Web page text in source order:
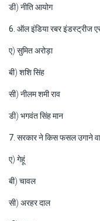
डी) नीति आयोग
6. ऑल इंडिया रबर इंडस्ट्रीज
ए) सुमित अरोड़ा
बी) शशि सिंह
सी) नीलम शमी राव
डी) भगवंत सिंह मान
7. सरकार ने किस फसल उगाने
ए) गेहूं
बी) चावल
सी) अरहर दाल